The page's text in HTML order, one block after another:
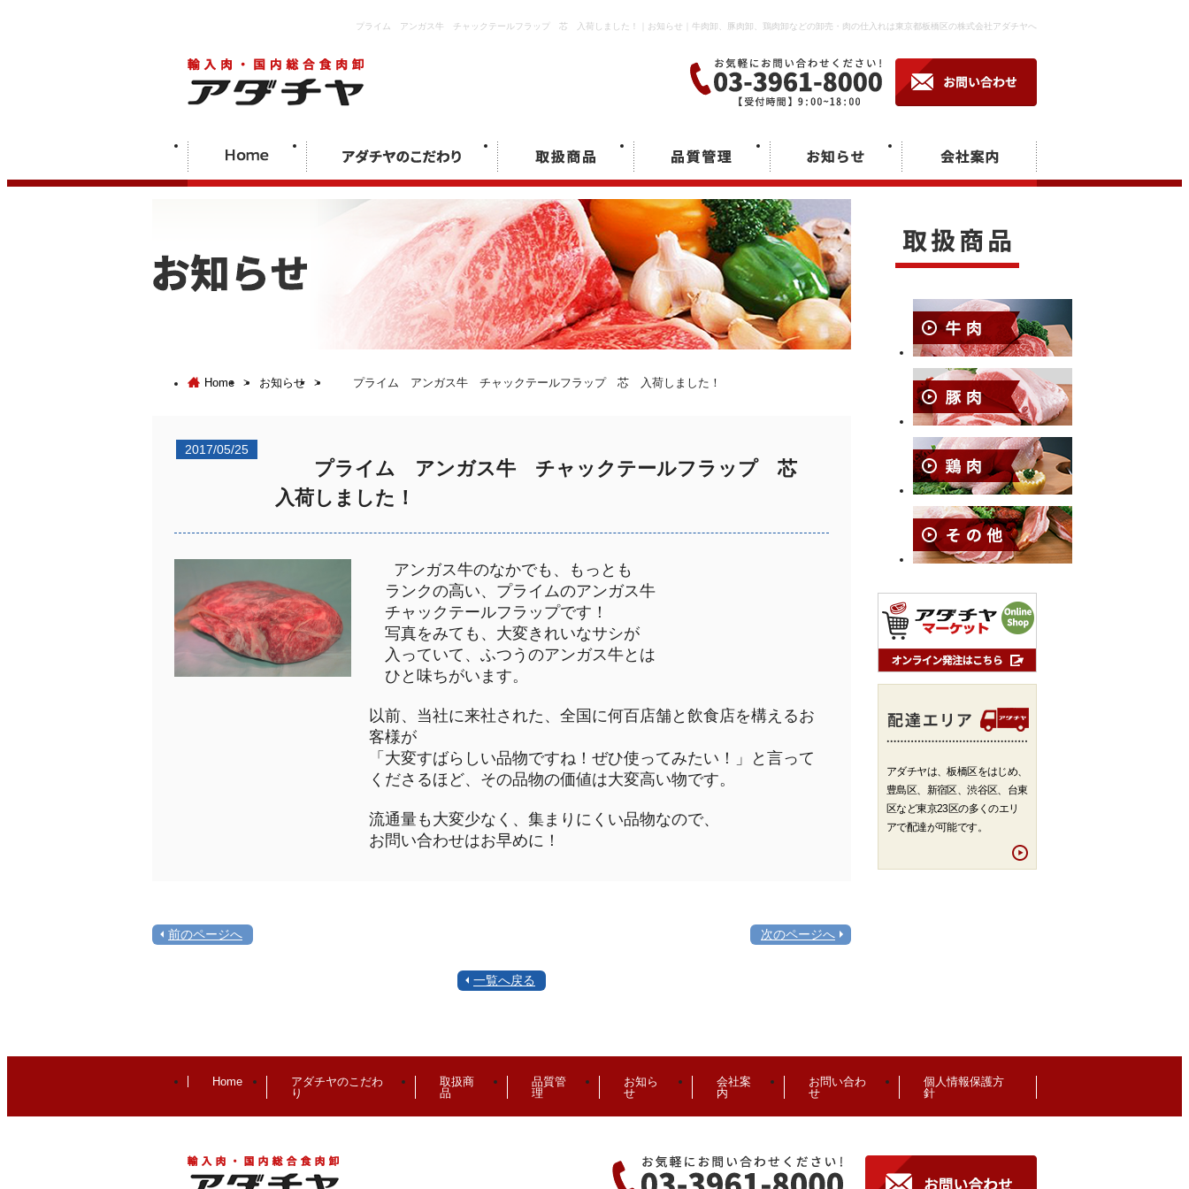
プライム アンガス牛 チャックテールフラップ 芯 入荷しました！｜お知らせ｜牛肉卸、豚肉卸、鶏肉卸などの卸売・肉の仕入れは東京都板橋区の株式会社アダチヤへ
Home > お知らせ > プライム アンガス牛 チャックテールフラップ 芯 入荷しました！
2017/05/25
プライム アンガス牛 チャックテールフラップ 芯
入荷しました！
アンガス牛のなかでも、もっとも
ランクの高い、プライムのアンガス牛
チャックテールフラップです！
写真をみても、大変きれいなサシが
入っていて、ふつうのアンガス牛とは
ひと味ちがいます。
以前、当社に来社された、全国に何百店舗と飲食店を構えるお
客様が
「大変すばらしい品物ですね！ぜひ使ってみたい！」と言って
くださるほど、その品物の価値は大変高い物です。
流通量も大変少なく、集まりにくい品物なので、
お問い合わせはお早めに！
前のページへ 次のページへ
一覧へ戻る
アダチヤは、板橋区をはじめ、
豊島区、新宿区、渋谷区、台東
区など東京23区の多くのエリ
アで配達が可能です。
Home
アダチヤのこだわ
り
取扱商
品
品質管
理
お知ら
せ
会社案
内
お問い合わ
せ
個人情報保護方
針